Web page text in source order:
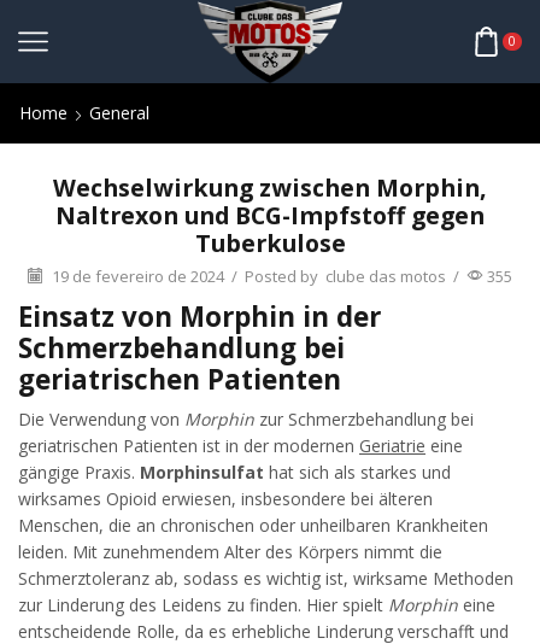
0
Home General
Wechselwirkung zwischen Morphin,
Naltrexon und BCG-Impfstoff gegen
Tuberkulose
19 de fevereiro de 2024 / Posted by clube das motos / 355
Einsatz von Morphin in der
Schmerzbehandlung bei
geriatrischen Patienten
Die Verwendung von Morphin zur Schmerzbehandlung bei
geriatrischen Patienten ist in der modernen Geriatrie eine
gängige Praxis. Morphinsulfat hat sich als starkes und
wirksames Opioid erwiesen, insbesondere bei älteren
Menschen, die an chronischen oder unheilbaren Krankheiten
leiden. Mit zunehmendem Alter des Körpers nimmt die
Schmerztoleranz ab, sodass es wichtig ist, wirksame Methoden
zur Linderung des Leidens zu finden. Hier spielt Morphin eine
entscheidende Rolle, da es erhebliche Linderung verschafft und